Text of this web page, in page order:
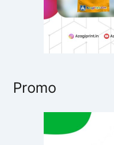
Promo